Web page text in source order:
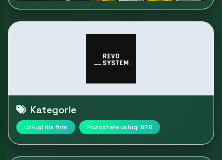
Kategorie
Usługi dla firm Pozostałe usługi B2B